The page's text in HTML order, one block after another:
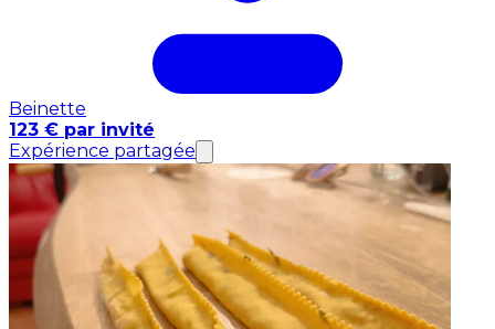
Beinette
123 € par invité
Expérience partagée